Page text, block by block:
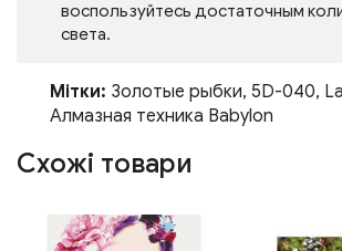
воспользуйтесь достаточным
света.
Мітки: Золотые рыбки, 5D-040,
Алмазная техника Babylon
Схожі товари